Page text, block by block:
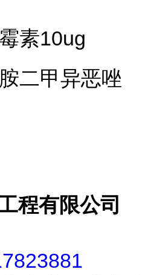
素10ug
二甲异恶唑
程有限公司